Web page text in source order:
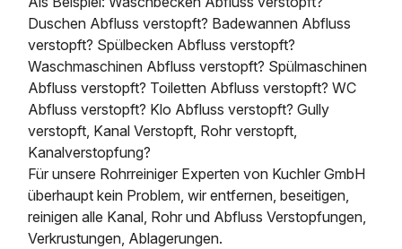
Duschen Abfluss verstopft? Badewannen Abfluss
verstopft? Spülbecken Abfluss verstopft?
Waschmaschinen Abfluss verstopft? Spülmaschinen
Abfluss verstopft? Toiletten Abfluss verstopft? WC
Abfluss verstopft? Klo Abfluss verstopft? Gully
verstopft, Kanal Verstopft, Rohr verstopft,
Kanalverstopfung?
Für unsere Rohrreiniger Experten von Kuchler GmbH
überhaupt kein Problem, wir entfernen, beseitigen,
reinigen alle Kanal, Rohr und Abfluss Verstopfungen,
Verkrustungen, Ablagerungen.